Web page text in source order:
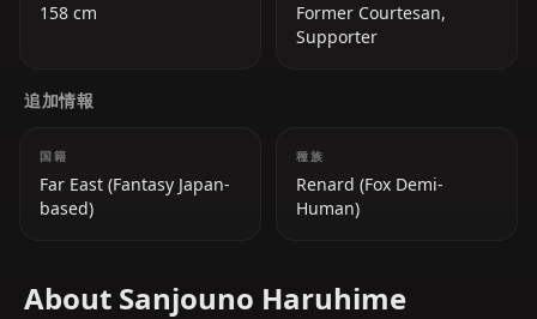
158 cm
Former Courtesan,
Supporter
追加情報
国籍
Far East (Fantasy Japan-
based)
種族
Renard (Fox Demi-
Human)
About Sanjouno Haruhime